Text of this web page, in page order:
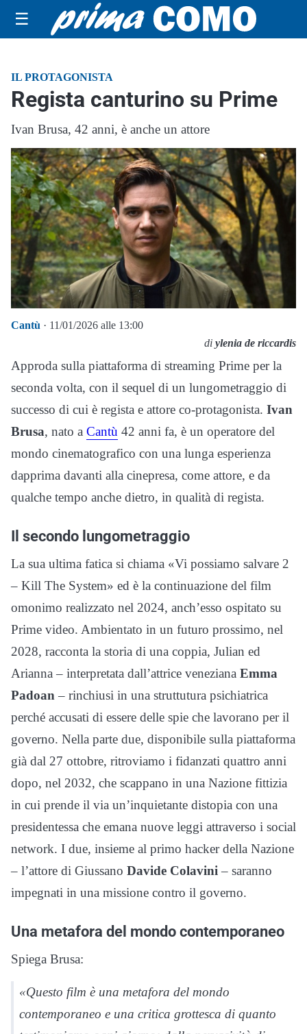
☰
IL PROTAGONISTA
Regista canturino su Prime
Ivan Brusa, 42 anni, è anche un attore
Cantù · 11/01/2026 alle 13:00
di ylenia de riccardis
Approda sulla piattaforma di streaming Prime per la
seconda volta, con il sequel di un lungometraggio di
successo di cui è regista e attore co-protagonista. Ivan
Brusa, nato a Cantù 42 anni fa, è un operatore del
mondo cinematografico con una lunga esperienza
dapprima davanti alla cinepresa, come attore, e da
qualche tempo anche dietro, in qualità di regista.
Il secondo lungometraggio
La sua ultima fatica si chiama «Vi possiamo salvare 2
– Kill The System» ed è la continuazione del film
omonimo realizzato nel 2024, anch’esso ospitato su
Prime video. Ambientato in un futuro prossimo, nel
2028, racconta la storia di una coppia, Julian ed
Arianna – interpretata dall’attrice veneziana Emma
Padoan – rinchiusi in una struttutura psichiatrica
perché accusati di essere delle spie che lavorano per il
governo. Nella parte due, disponibile sulla piattaforma
già dal 27 ottobre, ritroviamo i fidanzati quattro anni
dopo, nel 2032, che scappano in una Nazione fittizia
in cui prende il via un’inquietante distopia con una
presidentessa che emana nuove leggi attraverso i social
network. I due, insieme al primo hacker della Nazione
– l’attore di Giussano Davide Colavini – saranno
impegnati in una missione contro il governo.
Una metafora del mondo contemporaneo
Spiega Brusa:
«Questo film è una metafora del mondo
contemporaneo e una critica grottesca di quanto